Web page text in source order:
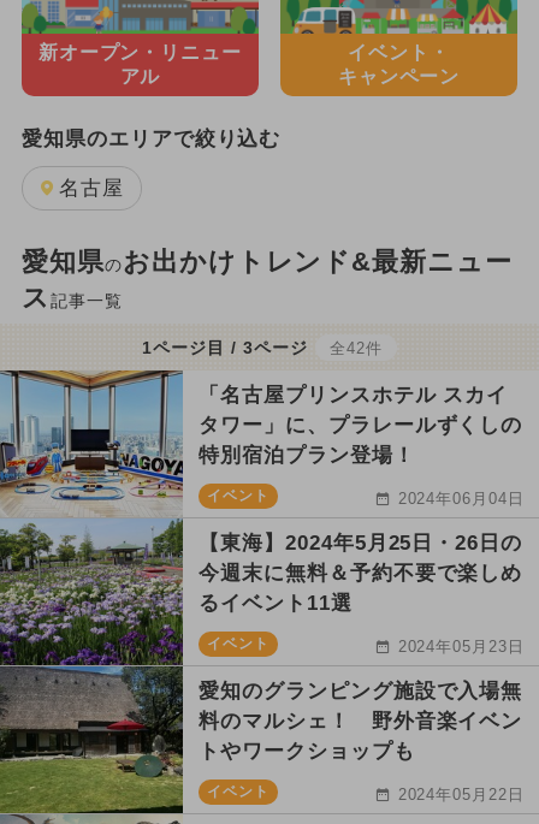
新オープン・ リニュー
アル
イベント・
キャンペーン
愛知県のエリアで絞り込む
名古屋
愛知県のお出かけトレンド&最新ニュー
ス 記事一覧
1ページ目 / 3ページ 全42件
「名古屋プリンスホテル スカイ
タワー」に、プラレールずくしの
特別宿泊プラン登場！
イベント 2024年06月04日
【東海】2024年5月25日・26日の
今週末に無料＆予約不要で楽しめ
るイベント11選
イベント 2024年05月23日
愛知のグランピング施設で入場無
料のマルシェ！ 野外音楽イベン
トやワークショップも
イベント 2024年05月22日